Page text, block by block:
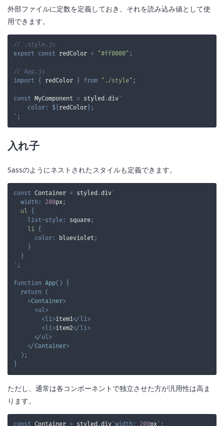
外部ファイルに定数を定義しておき、それを読み込み値として使
用できます。
// .style.js
export const redColor = "#ff0000" ;
// App.js
import { redColor } from "./style" ;
const MyComponent = styled.div`
color : ${ redColor } ;
` ;
入れ子
Sassのようにネストされたスタイルも定義できます。
const Container = styled .div`
width : 200px ;
ul {
list-style : square ;
li {
color : blueviolet ;
}
}
` ;
function App( ) {
return (
<Container>
<ul>
< li>item1</ li>
< li>item2</ li>
</ ul>
</Container>
) ;
}
ただし、通常は各コンポーネントで独立させた方が汎用性は高ま
ります。
const Container = styled .div`width : 200px` ;